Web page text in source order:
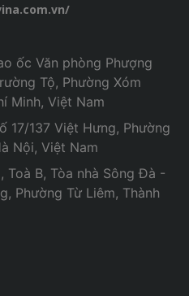
ốc Văn phòng Phượng
Tộ, Phường Xóm
Minh, Việt Nam
17/137 Việt Hưng, Phường
Nội, Việt Nam
Toà B, Tòa nhà Sông Đà -
Phường Từ Liêm, Thành